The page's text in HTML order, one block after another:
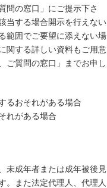
問の窓口」にご提示下さ
当する場合開示を行えない
範囲でご要望に添えない場
関する詳しい資料もご用意
ご質問の窓口」までお申し
るおそれがある場合
れがある場合
未成年者または成年被後見
。また法定代理人、代理人